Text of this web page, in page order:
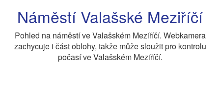
Náměstí Valašské Meziříčí
Pohled na náměstí ve Valašském Meziříčí. Webkamera
zachycuje i část oblohy, takže může sloužit pro kontrolu
počasí ve Valašském Meziříčí.